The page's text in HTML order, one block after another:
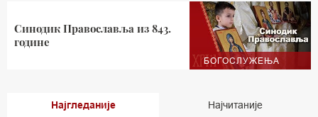
БОГОСЛУЖЕЊА
Синодик Православља из 843.
године
Најгледаније Најчитаније